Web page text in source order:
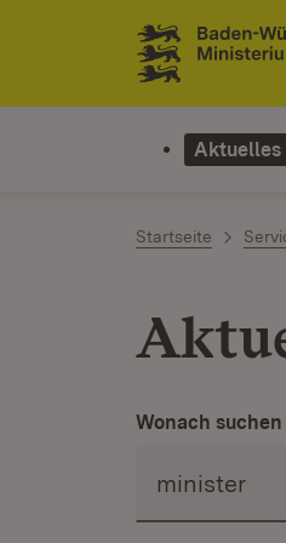
Zum Inhalt springen
Link zur
Aktuelles
Startseite
Wonach suchen